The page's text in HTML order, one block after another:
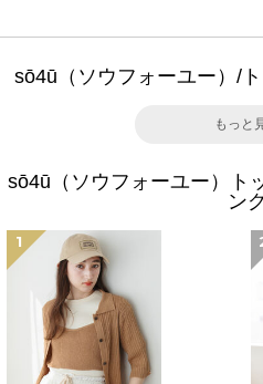
sō4ū（ソウフォーユー）/
もっと
sō4ū（ソウフォーユー）ト
ン
1